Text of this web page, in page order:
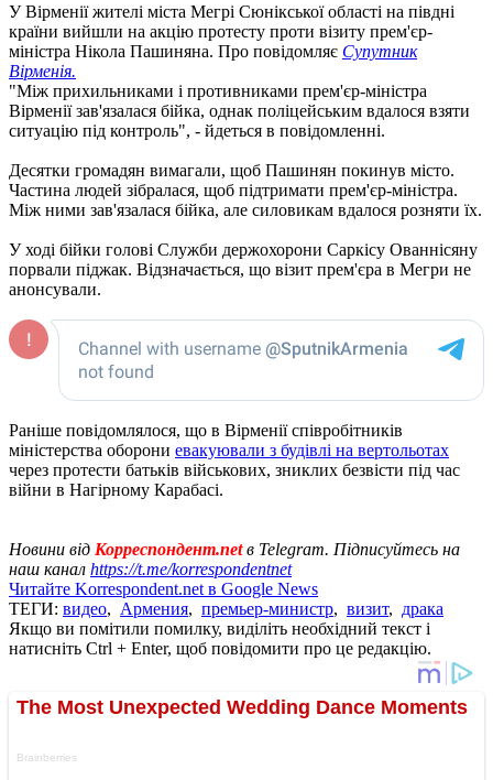
У Вірменії жителі міста Мегрі Сюнікської області на півдні
країни вийшли на акцію протесту проти візиту прем'єр-
міністра Нікола Пашиняна. Про повідомляє Супутник
Вірменія.
"Між прихильниками і противниками прем'єр-міністра
Вірменії зав'язалася бійка, однак поліцейським вдалося взяти
ситуацію під контроль", - йдеться в повідомленні.
Десятки громадян вимагали, щоб Пашинян покинув місто.
Частина людей зібралася, щоб підтримати прем'єр-міністра.
Між ними зав'язалася бійка, але силовикам вдалося розняти їх.
У ході бійки голові Служби держохорони Саркісу Ованнісяну
порвали піджак. Відзначається, що візит прем'єра в Мегри не
анонсували.
Раніше повідомлялося, що в Вірменії співробітників
міністерства оборони евакуювали з будівлі на вертольотах
через протести батьків військових, зниклих безвісти під час
війни в Нагірному Карабасі.
Новини від Корреспондент.netв Telegram. Підписуйтесь на
наш канал https://t.me/korrespondentnet
Читайте Korrespondent.net в Google News
ТЕГИ: видео, Армения, премьер-министр, визит, драка
Якщо ви помітили помилку, виділіть необхідний текст і
натисніть Ctrl + Enter, щоб повідомити про це редакцію.